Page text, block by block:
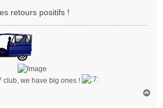
retours positifs !
club, we have big ones !